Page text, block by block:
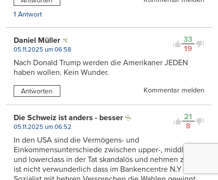
1 Antwort
33
19
Daniel Müller
05.11.2025 um 06:58
Nach Donald Trump werden die Amerikaner JEDEN
haben wollen. Kein Wunder.
Antworten Kommentar melden
21
8
Die Schweiz ist anders - besser
05.11.2025 um 06:52
In den USA sind die Vermögens- und
Einkommensunterschiede zwischen upper-, middle-
und lowerclass in der Tat skandalös und nehmen zu. Da
ist nicht verwunderlich dass im Bankencentre N.Y ein